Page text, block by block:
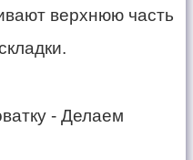
верхнюю часть